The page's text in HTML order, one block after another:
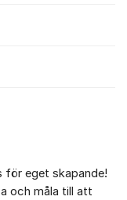
för eget skapande!
och måla till att